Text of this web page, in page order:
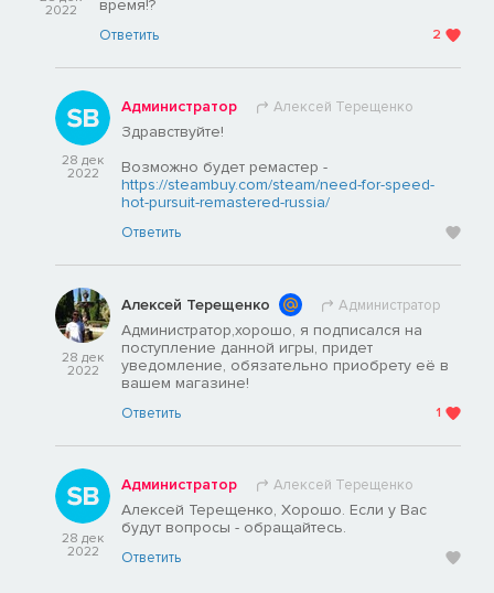
2022
время!?
Ответить 2
28 дек
2022
Администратор Алексей Терещенко
Здравствуйте!
Возможно будет ремастер -
https://steambuy.com/steam/need-for-speed-
hot-pursuit-remastered-russia/
Ответить
28 дек
2022
Алексей Терещенко Администратор
Администратор,хорошо, я подписался на
поступление данной игры, придет
уведомление, обязательно приобрету её в
вашем магазине!
Ответить 1
28 дек
2022
Администратор Алексей Терещенко
Алексей Терещенко, Хорошо. Если у Вас
будут вопросы - обращайтесь.
Ответить